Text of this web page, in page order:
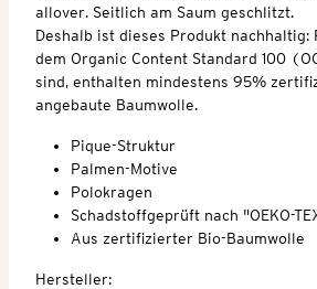
allover. Seitlich am Saum geschlitzt.
Deshalb ist dieses Produkt nachhaltig:
dem Organic Content Standard 100
sind, enthalten mindestens 95%
angebaute Baumwolle.
Pique-Struktur
Palmen-Motive
Polokragen
Schadstoffgeprüft nach "OEKO-
Aus zertifizierter Bio-Baumwolle
Hersteller: